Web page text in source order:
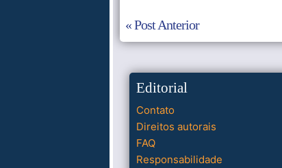
« Post Anterior
Editorial
Contato
Direitos autorais
FAQ
Responsabilidade